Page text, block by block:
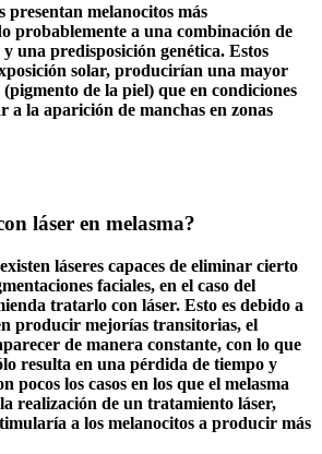
presentan melanocitos más
probablemente a una combinación de
una predisposición genética. Estos
solar, producirían una mayor
de la piel) que en condiciones
a la aparición de manchas en zonas
láser en melasma?
láseres capaces de eliminar cierto
faciales, en el caso del
tratarlo con láser. Esto es debido a
producir mejorías transitorias, el
de manera constante, con lo que
resulta en una pérdida de tiempo y
pocos los casos en los que el melasma
realización de un tratamiento láser,
a los melanocitos a producir más